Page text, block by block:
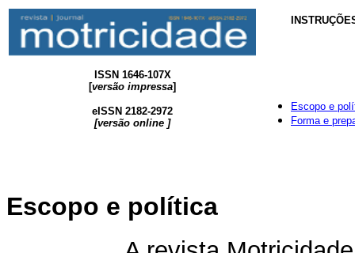
ISSN 1646-107X
[versão impressa]
eISSN 2182-2972
[versão online ]
Escopo e
Forma e
Escopo e política